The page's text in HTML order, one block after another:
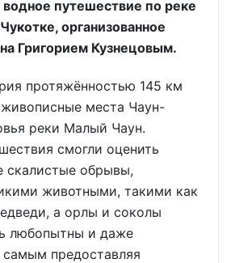
путешествие по реке
организованное
Григорием Кузнецовым.
протяжённостью 145 км
живописные места Чаун-
реки Малый Чаун.
смогли оценить
скалистые обрывы,
животными, такими как
а орлы и соколы
любопытны и даже
предоставляя